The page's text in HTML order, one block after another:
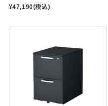
¥47,190(税込)